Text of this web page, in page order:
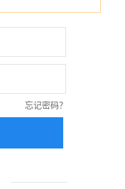
忘记密码？